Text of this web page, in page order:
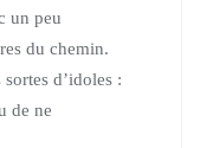
un peu
du chemin.
d’idoles :
de ne